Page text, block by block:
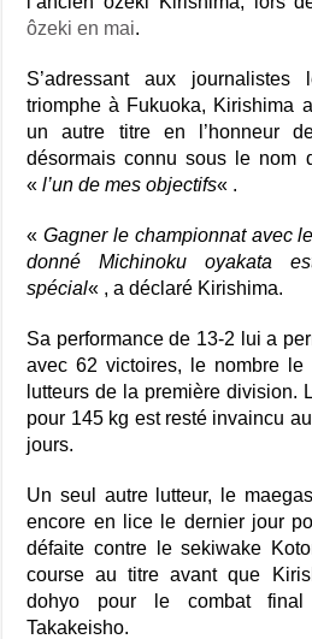
ôzeki en mai.
S’adressant aux
triomphe à Fukuoka, Kirishima
un autre titre en l’honneur
désormais connu sous le nom
«l’un de mes objectifs« .
«Gagner le championnat avec
donné Michinoku oyakata
spécial« , a déclaré Kirishima.
Sa performance de 13-2 lui a
avec 62 victoires, le nombre
lutteurs de la première division.
pour 145 kg est resté invaincu
jours.
Un seul autre lutteur, le
encore en lice le dernier jour
défaite contre le sekiwake
course au titre avant que
dohyo pour le combat final
Takakeisho.